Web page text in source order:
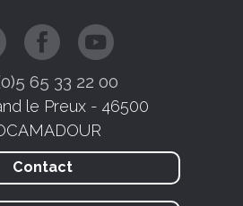
65 33 22 00
le Preux - 46500
Contact